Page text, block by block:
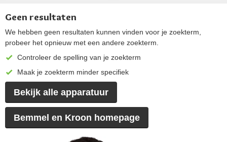
Geen resultaten
We hebben geen resultaten kunnen vinden voor je zoekterm,
probeer het opnieuw met een andere zoekterm.
Controleer de spelling van je zoekterm
Maak je zoekterm minder specifiek
Bekijk alle apparatuur
Bemmel en Kroon homepage